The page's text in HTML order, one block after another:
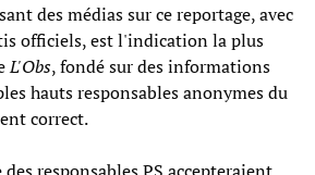
des médias sur ce reportage, avec
officiels, est l'indication la plus
L'Obs, fondé sur des informations
hauts responsables anonymes du
correct.
responsables PS accepteraient